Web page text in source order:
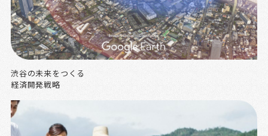
渋谷の未来をつくる
経済開発戦略